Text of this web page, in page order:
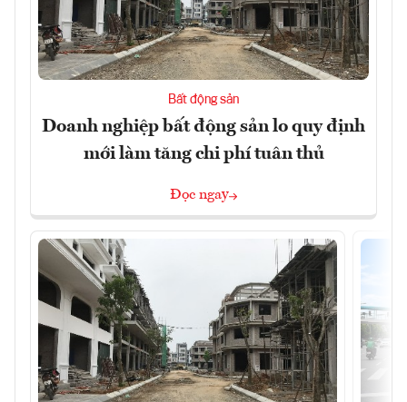
Bất động sản
Doanh nghiệp bất động sản lo quy định
mới làm tăng chi phí tuân thủ
Đọc ngay